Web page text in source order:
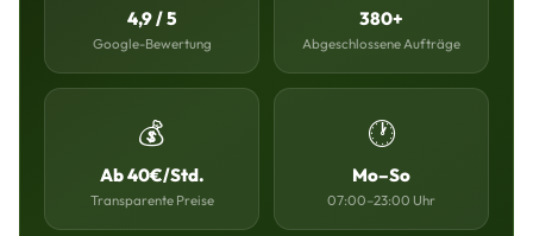
4,9 / 5
Google-Bewertung
380+
Abgeschlossene Aufträge
💰
Ab 40€/Std.
Transparente Preise
🕐
Mo–So
07:00–23:00 Uhr